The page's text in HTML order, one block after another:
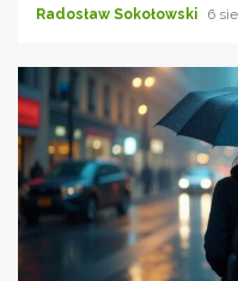
Radosław Sokołowski 6